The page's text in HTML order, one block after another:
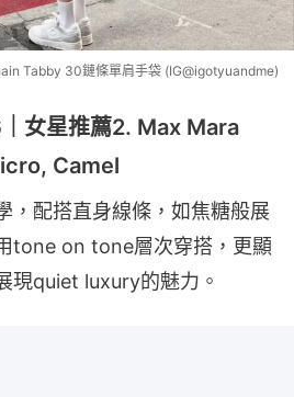
Tabby 30鏈條單肩手袋 (IG@igotyuandme)
女星推薦2. Max Mara
Camel
，配搭直身線條，如焦糖般展
tone on tone層次穿搭，更顯
現quiet luxury的魅力。